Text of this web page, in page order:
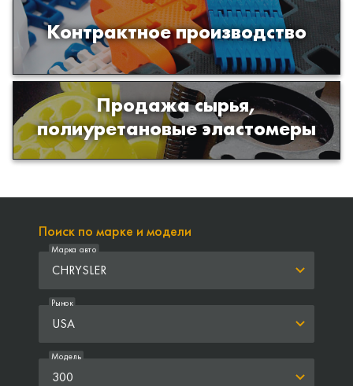
Контрактное производство
Производство изделий из пластиков
и полимеров по образцам либо
чертежам заказчика
Продажа сырья,
полиуретановые эластомеры
Продажа сырья для производства
изделий из полиуретана
Поиск по марке и модели
CHRYSLER
Марка авто
USA
Рынок
300
Модель